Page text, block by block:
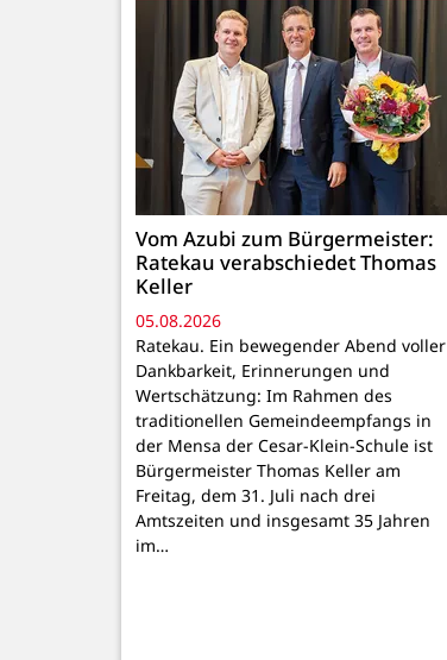
Vom Azubi zum Bürgermeister:
Ratekau verabschiedet Thomas
Keller
05.08.2026
Ratekau. Ein bewegender Abend voller
Dankbarkeit, Erinnerungen und
Wertschätzung: Im Rahmen des
traditionellen Gemeindeempfangs in
der Mensa der Cesar-Klein-Schule ist
Bürgermeister Thomas Keller am
Freitag, dem 31. Juli nach drei
Amtszeiten und insgesamt 35 Jahren
im…